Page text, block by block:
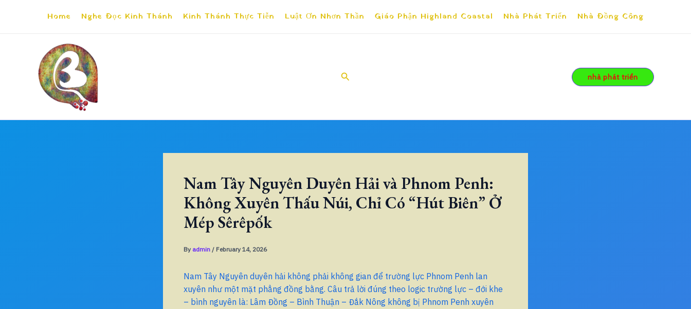
Home Nghe Đọc Kinh Thánh Kinh Thánh Thực Tiễn Luật Ơn Nhơn Thần Giáo Phận Highland Coastal Nhà Phát Triển Nhà Đồng Công
Search nhà phát triển
Nam Tây Nguyên Duyên Hải và Phnom Penh:
Không Xuyên Thấu Núi, Chỉ Có “Hút Biên” Ở
Mép Sêrêpốk
By admin / February 14, 2026
Nam Tây Nguyên duyên hải không phải không gian để trường lực Phnom Penh lan
xuyên như một mặt phẳng đồng bằng. Câu trả lời đúng theo logic trường lực – đới khe
– bình nguyên là: Lâm Đồng – Bình Thuận – Đắk Nông không bị Phnom Penh xuyên